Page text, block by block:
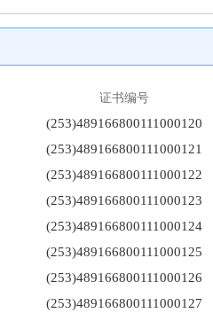
证书编号
(253)489166800111000120
(253)489166800111000121
(253)489166800111000122
(253)489166800111000123
(253)489166800111000124
(253)489166800111000125
(253)489166800111000126
(253)489166800111000127